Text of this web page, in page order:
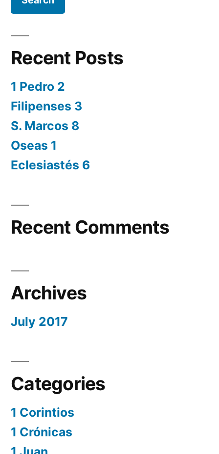
Recent Posts
1 Pedro 2
Filipenses 3
S. Marcos 8
Oseas 1
Eclesiastés 6
Recent Comments
Archives
July 2017
Categories
1 Corintios
1 Crónicas